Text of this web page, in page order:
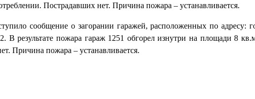
Пострадавших нет. Причина пожара – устанавливается.
сообщение о загорании гаражей, расположенных по адресу:
результате пожара гараж 1251 обгорел изнутри на площади 8
Причина пожара – устанавливается.